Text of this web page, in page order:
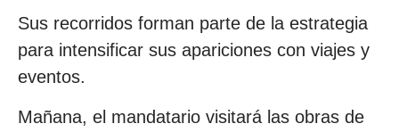
Sus recorridos forman parte de la estrategia
para intensificar sus apariciones con viajes y
eventos.
Mañana, el mandatario visitará las obras de